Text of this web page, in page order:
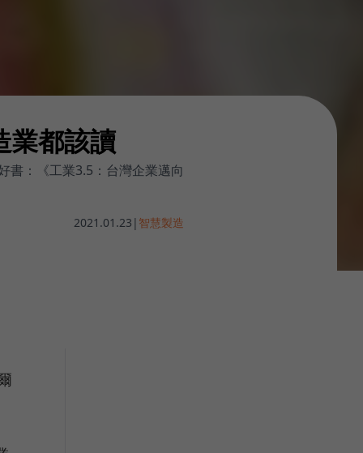
業都該讀
書：《工業3.5：台灣企業邁向
2021.01.23 | 智慧製造